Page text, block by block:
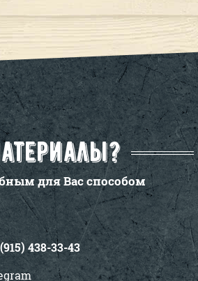
для Вас способом
438-33-43